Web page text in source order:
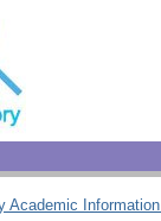
Academic